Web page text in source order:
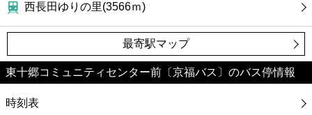
ショッピング
銀行
公共
西長田ゆりの里(3566ｍ)
最寄駅マップ
東十郷コミュニティセンター前〔京福バス〕のバス停情報
時刻表